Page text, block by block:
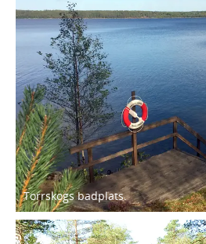
Torrskogs badplats.